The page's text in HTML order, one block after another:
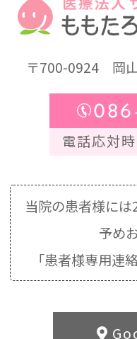
〒700-0924岡山
電話応対
当院の患者様には
予め
「患者様専用連